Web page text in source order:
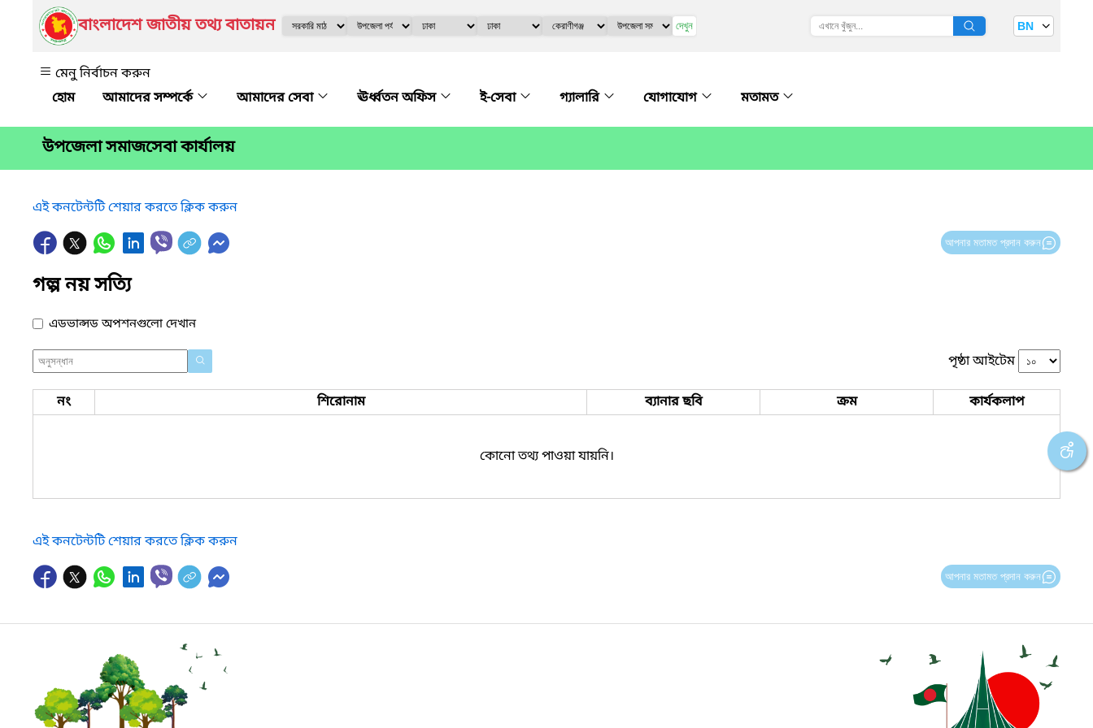
বাংলাদেশ জাতীয় তথ্য বাতায়ন দেখুন BN
মেনু নির্বাচন করুন
আমাদের সম্পর্কে
আমাদের সেবা ঊর্ধ্বতন অফিস ই-সেবা গ্যালারি যোগাযোগ মতামত
উপজেলা সমাজসেবা কার্যালয়
এই কনটেন্টটি শেয়ার করতে ক্লিক করুন
আপনার মতামত প্রদান করুন
গল্প নয় সত্যি
এডভান্সড অপশনগুলো দেখান
পৃষ্ঠা আইটেম
নং শিরোনাম ব্যানার ছবি ক্রম কার্যকলাপ
কোনো তথ্য পাওয়া যায়নি।
এই কনটেন্টটি শেয়ার করতে ক্লিক করুন
আপনার মতামত প্রদান করুন